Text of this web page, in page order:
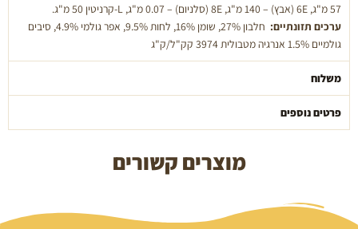
57 מ"ג, 6E (אבץ) – 140 מ"ג, 8E (סלניום) – 0.07 מ"ג, L-קרניטין 50 מ"ג.
ערכים תזונתיים:
חלבון 27%, שומן 16%, לחות 9.5%, אפר גולמי 4.9%, סיבים
גולמיים 1.5% אנרגיה מטבולית 3974 קק"ל/ק"ג
משלוח
פרטים נוספים
מוצרים קשורים